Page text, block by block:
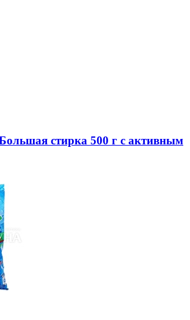
стирка 500 г с активным